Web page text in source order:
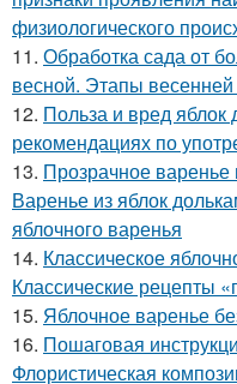
физиологического
11. Обработка сада от
весной. Этапы весенней
12. Польза и вред яблок
рекомендациях по
13. Прозрачное варенье
Варенье из яблок
яблочного варенья
14. Классическое
Классические рецепты
15. Яблочное варенье
16. Пошаговая
Флористическая